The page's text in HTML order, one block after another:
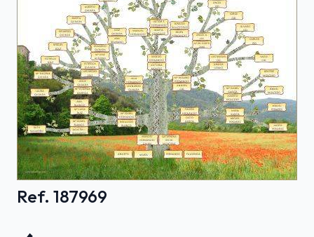
Ref. 187969